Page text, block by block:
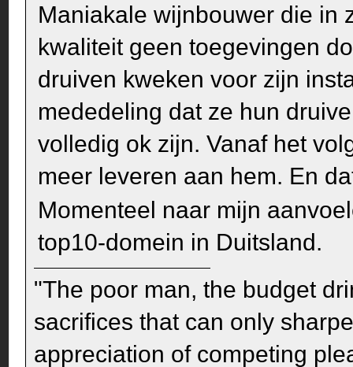
Maniakale wijnbouwer die in
kwaliteit geen toegevingen
druiven kweken voor zijn
mededeling dat ze hun
volledig ok zijn. Vanaf het
meer leveren aan hem. En
Momenteel naar mijn
top10-domein in Duitsland.
"The poor man, the budget
sacrifices that can only
appreciation of competing